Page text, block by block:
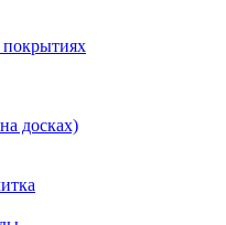
покрытиях
досках)